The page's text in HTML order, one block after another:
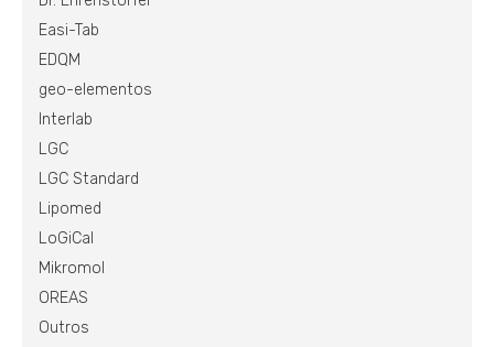
Easi-Tab
EDQM
geo-elementos
Interlab
LGC
LGC Standard
Lipomed
LoGiCal
Mikromol
OREAS
Outros